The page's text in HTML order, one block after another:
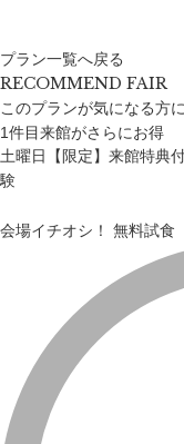
プラン一覧へ戻る
RECOMMEND FAIR
このプランが気になる方
1件目来館がさらにお得
土曜日【限定】来館特典
験
会場イチオシ！ 無料試食